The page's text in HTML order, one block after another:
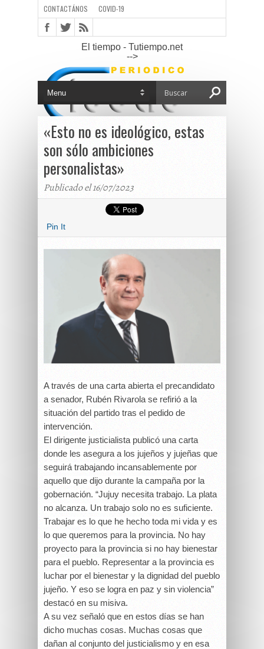
CONTACTÁNOS COVID-19
El tiempo - Tutiempo.net
-->
«Esto no es ideológico, estas
son sólo ambiciones
personalistas»
Publicado el 16/07/2023
Pin It
A través de una carta abierta el precandidato
a senador, Rubén Rivarola se refirió a la
situación del partido tras el pedido de
intervención.
El dirigente justicialista publicó una carta
donde les asegura a los jujeños y jujeñas que
seguirá trabajando incansablemente por
aquello que dijo durante la campaña por la
gobernación. “Jujuy necesita trabajo. La plata
no alcanza. Un trabajo solo no es suficiente.
Trabajar es lo que he hecho toda mi vida y es
lo que queremos para la provincia. No hay
proyecto para la provincia si no hay bienestar
para el pueblo. Representar a la provincia es
luchar por el bienestar y la dignidad del pueblo
jujeño. Y eso se logra en paz y sin violencia”
destacó en su misiva.
A su vez señaló que en estos días se han
dicho muchas cosas. Muchas cosas que
dañan al conjunto del justicialismo y en esa